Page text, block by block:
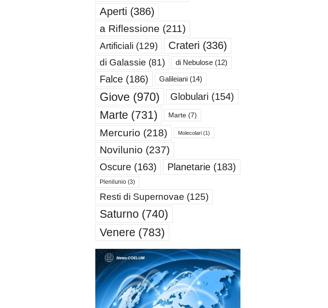
Aperti (386)
a Riflessione (211)
Artificiali (129) Crateri (336)
di Galassie (81) di Nebulose(12)
Falce(186) Galileiani(14)
Giove(970) Globulari (154)
Marte (731) Marte(7)
Mercurio (218) Molecolari(1)
Novilunio (237)
Oscure(163) Planetarie(183)
Plenilunio(3)
Resti di Supernovae (125)
Saturno (740)
Venere (783)